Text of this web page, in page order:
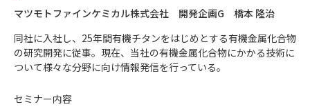
マツモトファインケミカル株式会社 開発企画G 橋本 隆治
同社に入社し、25年間有機チタンをはじめとする有機金属化合物
の研究開発に従事。現在、当社の有機金属化合物にかかる技術に
ついて様々な分野に向け情報発信を行っている。
セミナー内容